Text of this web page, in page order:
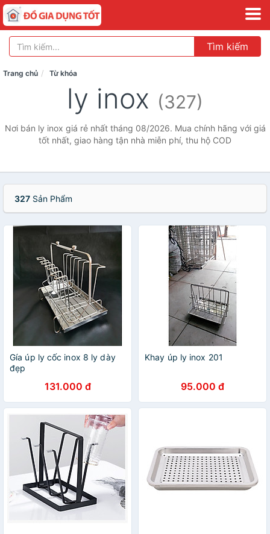
Tìm kiếm
Trang chủ Từ khóa
ly inox (327)
Nơi bán ly inox giá rẻ nhất tháng 08/2026. Mua chính hãng với giá
tốt nhất, giao hàng tận nhà miễn phí, thu hộ COD
327 Sản Phẩm
Gía úp ly cốc inox 8 ly dày
đẹp
131.000 đ
Khay úp ly inox 201
95.000 đ